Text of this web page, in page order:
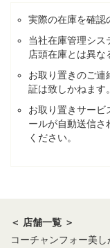
実際の在庫を確認
当社在庫管理シス
店頭在庫とは異な
お取り置きのご連
証は致しかねます
お取り置きサービ
ールが自動送信さ
ください。
＜ 店舗一覧 ＞
コーチャンフォー美し